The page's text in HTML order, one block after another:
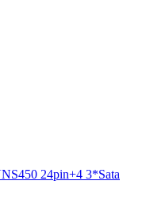
24pin+4 3*Sata